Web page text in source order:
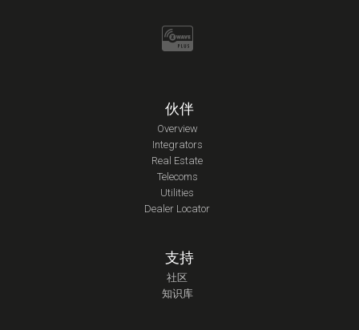
伙伴
Overview
Integrators
Real Estate
Telecoms
Utilities
Dealer Locator
支持
社区
知识库